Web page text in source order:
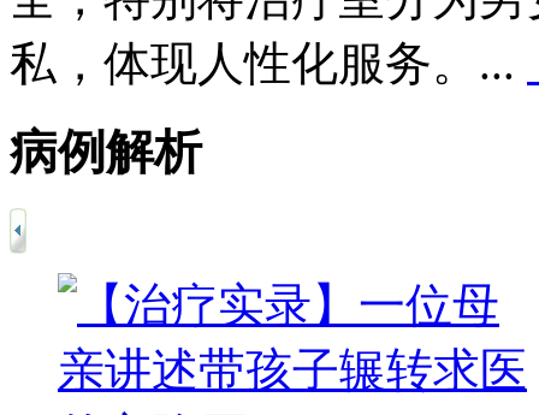
私，体现人性化服务。...
病例解析